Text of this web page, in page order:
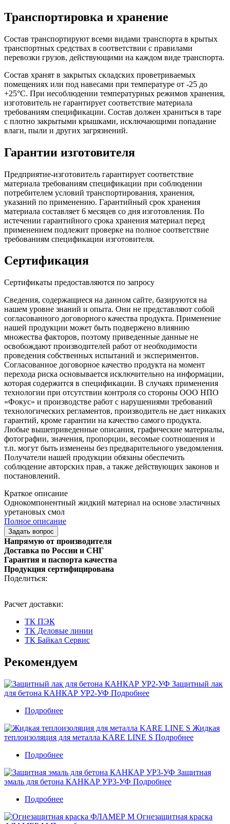
Транспортировка и хранение
Состав транспортируют всеми видами транспорта в крытых
транспортных средствах в соответствии с правилами
перевозки грузов, действующими на каждом виде транспорта.
Состав хранят в закрытых складских проветриваемых
помещениях или под навесами при температуре от -25 до
+25°С. При несоблюдении температурных режимов хранения,
изготовитель не гарантирует соответствие материала
требованиям спецификации. Состав должен храниться в таре
с плотно закрытыми крышками, исключающими попадание
влаги, пыли и других загрязнений.
Гарантии изготовителя
Предприятие-изготовитель гарантирует соответствие
материала требованиям спецификации при соблюдении
потребителем условий транспортирования, хранения,
указаний по применению. Гарантийный срок хранения
материала составляет 6 месяцев со дня изготовления. По
истечении гарантийного срока хранения материал перед
применением подлежит проверке на полное соответствие
требованиям спецификации изготовителя.
Сертификация
Сертификаты предоставляются по запросу
Сведения, содержащиеся на данном сайте, базируются на
нашем уровне знаний и опыта. Они не представляют собой
согласованного договорного качества продукта. Применение
нашей продукции может быть подвержено влиянию
множества факторов, поэтому приведенные данные не
освобождают производителей работ от необходимости
проведения собственных испытаний и экспериментов.
Согласованное договорное качество продукта на момент
перехода риска основывается исключительно на информации,
которая содержится в спецификации. В случаях применения
технологии при отсутствии контроля со стороны ООО НПО
«Фокус» и производстве работ с нарушениями требований
технологических регламентов, производитель не дает никаких
гарантий, кроме гарантии на качество самого продукта.
Любые вышеприведенные описания, графические материалы,
фотографии, значения, пропорции, весомые соотношения и
т.п. могут быть изменены без предварительного уведомления.
Получатели нашей продукции обязаны обеспечить
соблюдение авторских прав, а также действующих законов и
постановлений.
Краткое описание
Однокомпонентный жидкий материал на основе эластичных
уретановых смол
Полное описание
Задать вопрос
Напрямую от производителя
Доставка по России и СНГ
Гарантия и паспорта качества
Продукция сертифицирована
Поделиться:
Расчет доставки:
ТК ПЭК
ТК Деловые линии
ТК Байкал Сервис
Рекомендуем
Защитный лак
для бетона КАНКАР УР2-УФ Подробнее
Подробнее
лак
для
УФ
Жидкая
теплоизоляция для металла KARE LINE S Подробнее
Подробнее
теплоизоляция
для
S
Защитная
эмаль для бетона КАНКАР УР3-УФ Подробнее
Подробнее
эмаль
Огнезащитная краска